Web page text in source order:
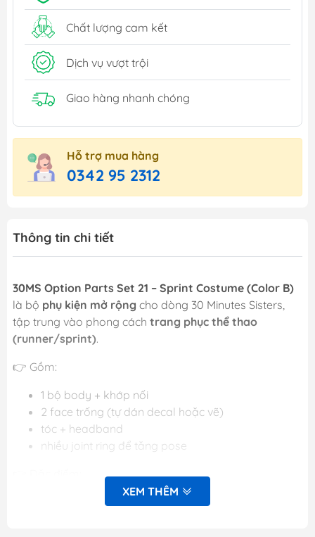
Chất lượng cam kết
Dịch vụ vượt trội
Giao hàng nhanh chóng
Hỗ trợ mua hàng
0342 95 2312
Thông tin chi tiết
30MS Option Parts Set 21 – Sprint Costume (Color B)
là bộ phụ kiện mở rộng cho dòng 30 Minutes Sisters,
tập trung vào phong cách trang phục thể thao
(runner/sprint).
👉 Gồm:
1 bộ body + khớp nối
2 face trống (tự dán decal hoặc vẽ)
tóc + headband
nhiều joint ring để tăng pose
→ tương thích toàn bộ 30MS / 30MM
XEM THÊM